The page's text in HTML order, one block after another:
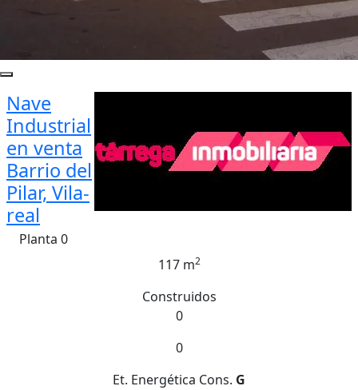
Nave
Industrial
en venta
Barrio del
Pilar, Vila-
real
Planta 0
117 m2
Construidos
0
0
Et. Energética Cons. G